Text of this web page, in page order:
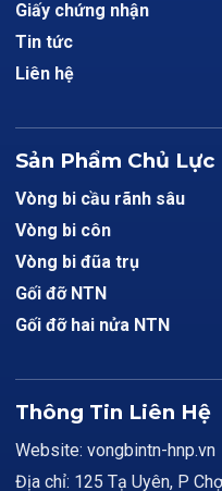
Giấy chứng nhận
Tin tức
Liên hệ
Sản Phẩm Chủ Lực
Vòng bi cầu rãnh sâu
Vòng bi côn
Vòng bi đũa trụ
Gối đỡ NTN
Gối đỡ hai nửa NTN
Thông Tin Liên Hệ
Website: vongbintn-hnp.vn
Địa chỉ: 125 Tạ Uyên, P